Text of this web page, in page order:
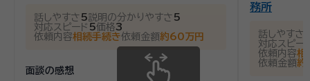
話しやすさ 5説明の分かりやすさ 5
対応スピード 5価格3
依頼内容相続手続き依頼金額約60万円
面談の感想
務所
話しやすさ
対応スピー
依頼内容相
依頼金額約